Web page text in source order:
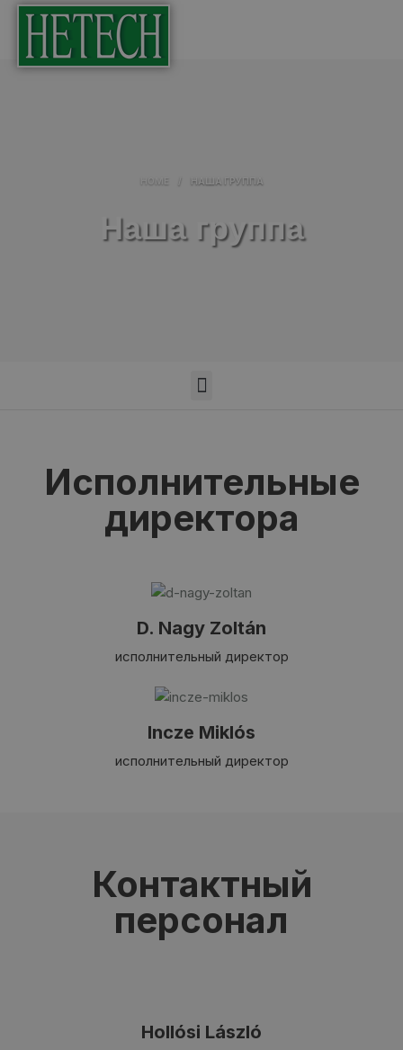
HOME / НАША ГРУППА
Наша группа
Исполнительные
директора
D. Nagy Zoltán
исполнительный директор
Incze Miklós
исполнительный директор
Контактный
персонал
Hollósi László